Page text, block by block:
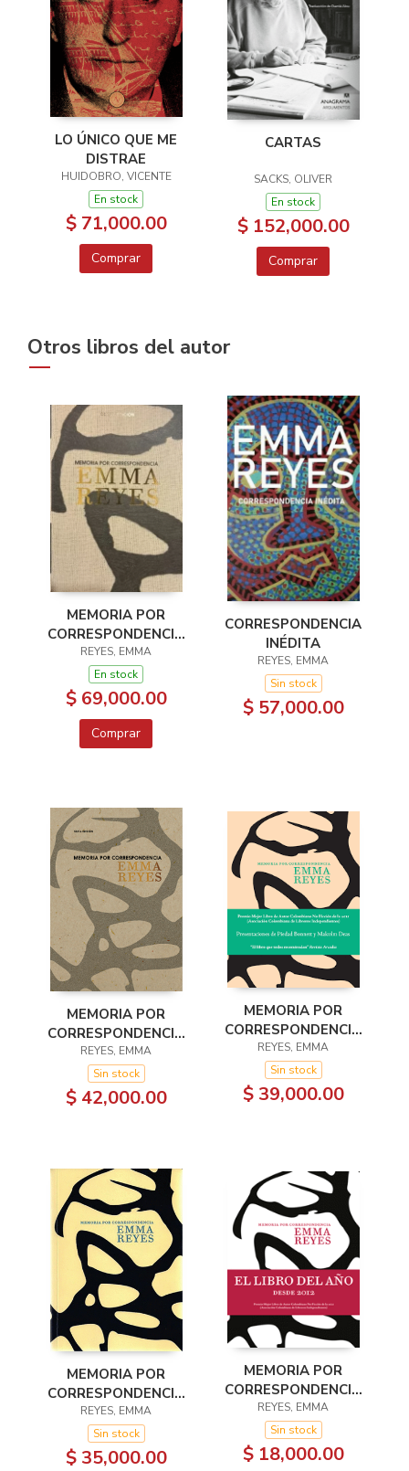
LO ÚNICO QUE ME
DISTRAE
HUIDOBRO, VICENTE
En stock
$ 71,000.00
Comprar
CARTAS
SACKS, OLIVER
En stock
$ 152,000.00
Comprar
Otros libros del autor
MEMORIA POR
CORRESPONDENCIA
8 EDICION
REYES, EMMA
En stock
$ 69,000.00
Comprar
CORRESPONDENCIA
INÉDITA
REYES, EMMA
Sin stock
$ 57,000.00
MEMORIA POR
CORRESPONDENCIA
6A EDICION
REYES, EMMA
Sin stock
$ 42,000.00
MEMORIA POR
CORRESPONDENCIA
2A EDICION
REYES, EMMA
Sin stock
$ 39,000.00
MEMORIA POR
CORRESPONDENCIA
1A EDICION
REYES, EMMA
Sin stock
$ 35,000.00
MEMORIA POR
CORRESPONDENCIA
(LIBRO
ELECTRÓNICO)
REYES, EMMA
Sin stock
$ 18,000.00